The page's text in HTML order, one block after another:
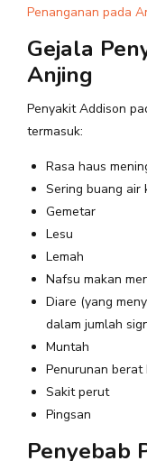
Penanganan pada
Gejala
Anjing
Penyakit Addison
termasuk:
Rasa haus
Sering buang air
Gemetar
Lesu
Lemah
Nafsu makan
Diare (yang
dalam jumlah
Muntah
Penurunan berat
Sakit perut
Pingsan
Penyebab